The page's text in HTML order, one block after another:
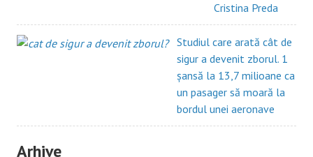
Cristina Preda
Studiul care arată cât de
sigur a devenit zborul. 1
șansă la 13,7 milioane ca
un pasager să moară la
bordul unei aeronave
Arhive